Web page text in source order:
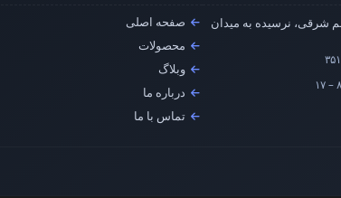
شرقی، نرسیده به میدان
صفحه اصلی
محصولات
وبلاگ
درباره ما
تماس با ما